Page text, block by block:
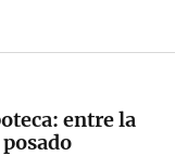
entre la